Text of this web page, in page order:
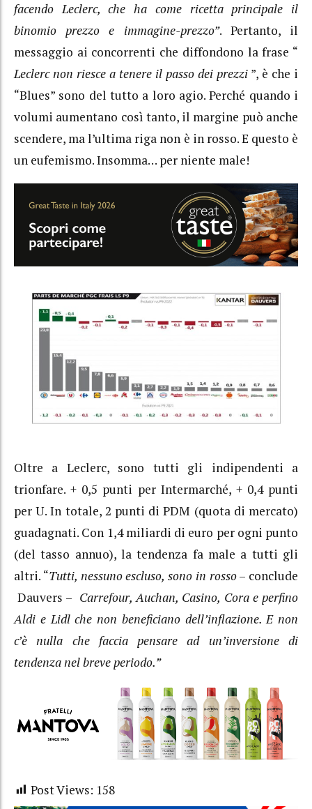
facendo Leclerc, che ha come ricetta principale il
binomio prezzo e immagine-prezzo”. Pertanto, il
messaggio ai concorrenti che diffondono la frase “
Leclerc non riesce a tenere il passo dei prezzi ”, è che i
“Blues” sono del tutto a loro agio. Perché quando i
volumi aumentano così tanto, il margine può anche
scendere, ma l’ultima riga non è in rosso. E questo è
un eufemismo. Insomma… per niente male!
Oltre a Leclerc, sono tutti gli indipendenti a
trionfare. + 0,5 punti per Intermarché, + 0,4 punti
per U. In totale, 2 punti di PDM (quota di mercato)
guadagnati. Con 1,4 miliardi di euro per ogni punto
(del tasso annuo), la tendenza fa male a tutti gli
altri. “Tutti, nessuno escluso, sono in rosso– conclude
Dauvers – Carrefour, Auchan, Casino, Cora e perfino
Aldi e Lidl che non beneficiano dell’inflazione. E non
c’è nulla che faccia pensare ad un’inversione di
tendenza nel breve periodo.”
Post Views: 158